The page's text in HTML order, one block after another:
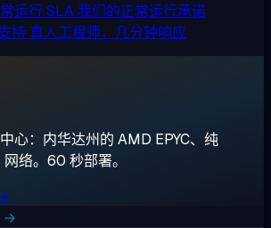
运行 SLA我们的正常运行承诺
持 真人工程师，几分钟响应
心：内华达州的 AMD EPYC、纯
络。60 秒部署。
→